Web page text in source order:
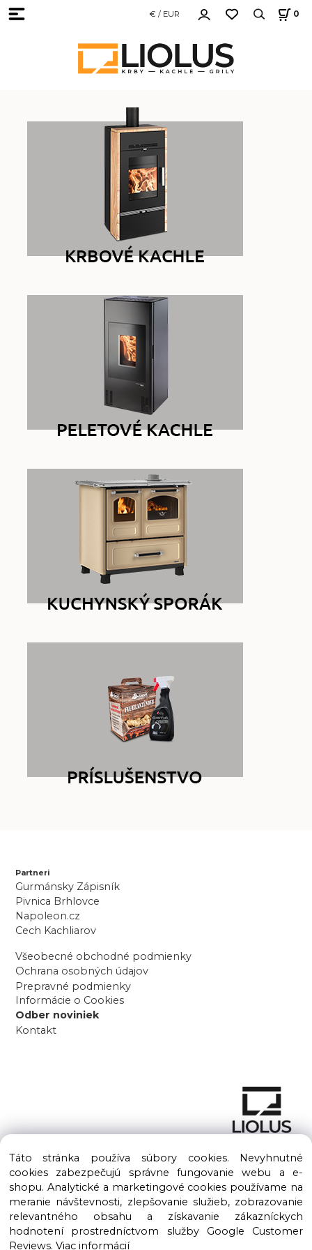
€ / EUR 0
Partneri
Gurmánsky Zápisník
Pivnica Brhlovce
Napoleon.cz
Cech Kachliarov
Všeobecné obchodné podmienky
Ochrana osobných údajov
Prepravné podmienky
Informácie o Cookies
Odber noviniek
Kontakt
Copyright © 2016 – 2026 LIOLUS s.r.o. Všetky práva vyhradené.
Vytvorené spoločnosťouLIOLUS, s.r.o.
Ku Bratke 11, Levice, 934 05
Táto stránka používa súbory cookies. Nevyhnutné
cookies zabezpečujú správne fungovanie webu a e-
shopu. Analytické a marketingové cookies používame na
meranie návštevnosti, zlepšovanie služieb, zobrazovanie
relevantného obsahu a získavanie zákazníckych
hodnotení prostredníctvom služby Google Customer
Reviews. Viac informácií